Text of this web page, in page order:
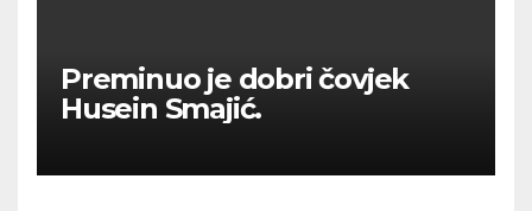
Preminuo je dobri čovjek
Husein Smajić.